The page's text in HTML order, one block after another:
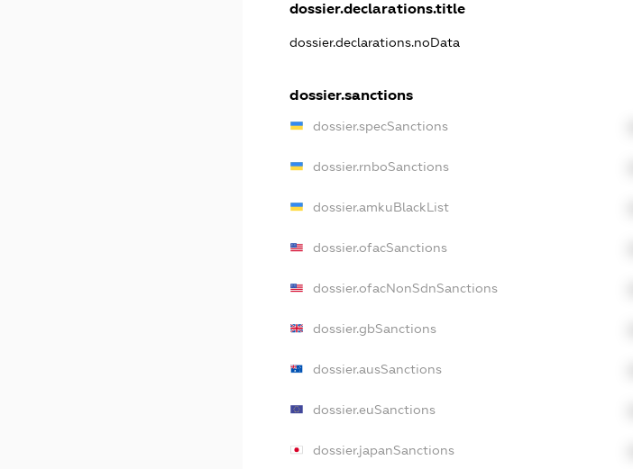
dossier.declarations.title
dossier.declarations.noData
dossier.sanctions
dossier.specSanctions
dossier.rnboSanctions
dossier.amkuBlackList
dossier.ofacSanctions
dossier.ofacNonSdnSanctions
dossier.gbSanctions
dossier.ausSanctions
dossier.euSanctions
dossier.japanSanctions